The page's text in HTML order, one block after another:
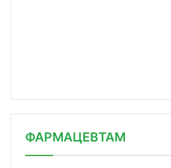
ФАРМАЦЕВТАМ